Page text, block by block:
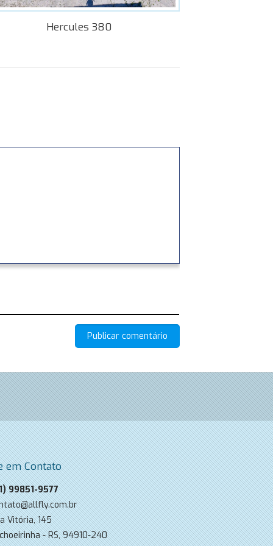
Hercules 380
em Contato
99851-9577
Vitória, 145
- RS, 94910-240